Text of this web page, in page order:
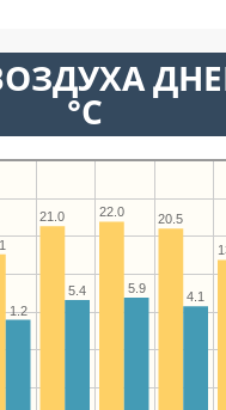
°C
20.5
22.0
21.0
4.1
5.9
5.4
1.2